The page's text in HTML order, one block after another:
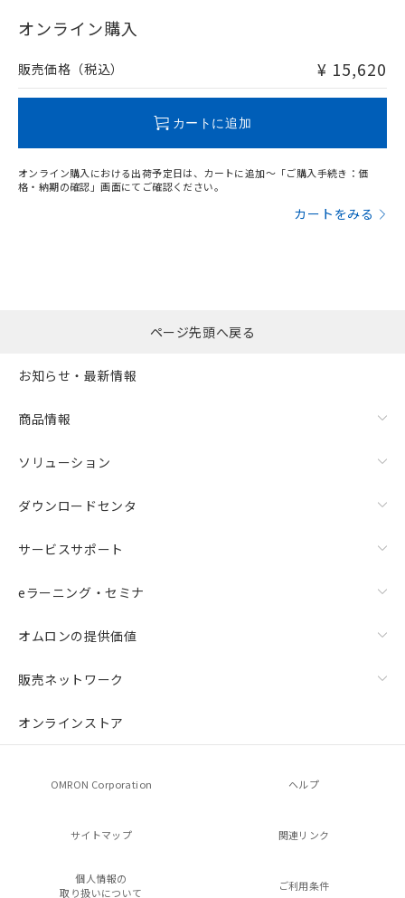
在庫等で未対応品が混在する可能性があります。
問い合わせください。
オンライン購入
販売価格（税込） ¥ 15,620
カートに追加
オンライン購入における出荷予定日は、カートに追加～「ご購入手続き：価
格・納期の確認」画面にてご確認ください。
カートをみる
ページ先頭へ戻る
お知らせ・最新情報
商品情報
ソリューション
ダウンロードセンタ
サービスサポート
eラーニング・セミナ
オムロンの提供価値
販売ネットワーク
オンラインストア
OMRON Corporation ヘルプ
サイトマップ 関連リンク
個人情報の
取り扱いについて
ご利用条件